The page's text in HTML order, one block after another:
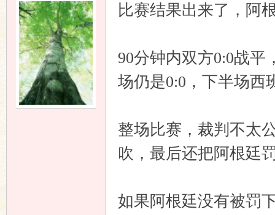
比赛结果出来了，阿
90分钟内双方0:0战平
场仍是0:0，下半场西
整场比赛，裁判不太
吹，最后还把阿根廷
如果阿根廷没有被罚